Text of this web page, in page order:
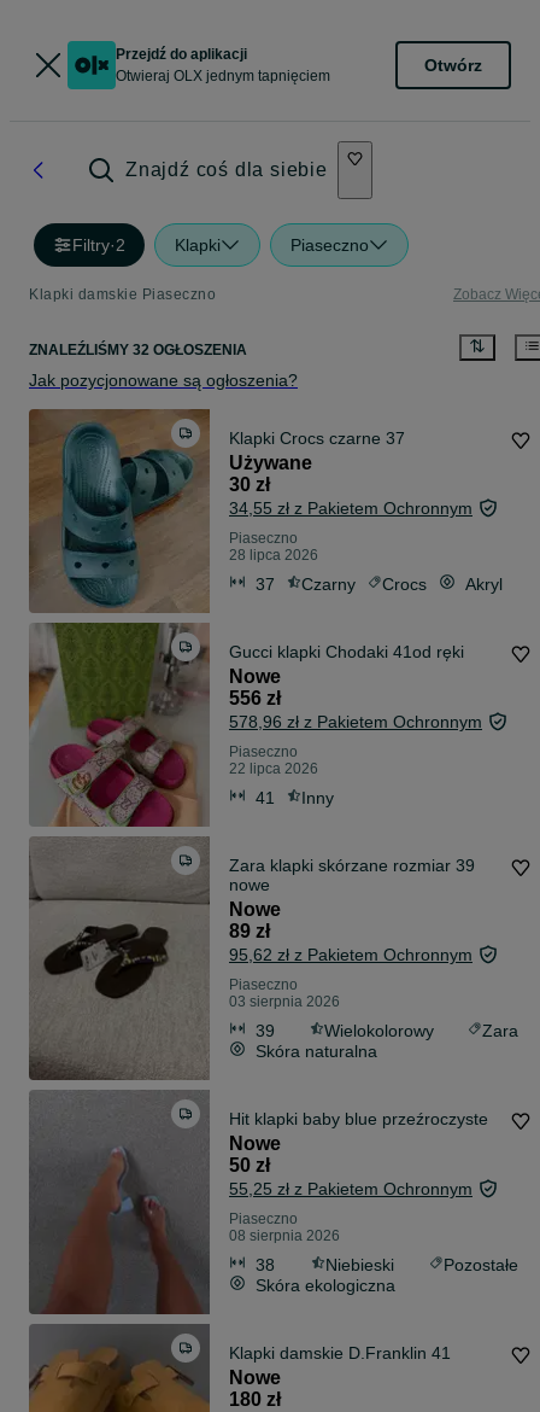
Przejdź do aplikacji
Otwieraj OLX jednym tapnięciem
Otwórz
Znajdź coś dla siebie
Filtry·2 Klapki Piaseczno
Klapki damskie Piaseczno Zobacz
ZNALEŹLIŚMY 32 OGŁOSZENIA
Jak pozycjonowane są ogłoszenia?
Klapki Crocs czarne 37
Używane
30 zł
34,55 zł z Pakietem Ochronnym
Piaseczno
28 lipca 2026
37 Czarny Crocs Akryl
Gucci klapki Chodaki 41od ręki
Nowe
556 zł
578,96 zł z Pakietem Ochronnym
Piaseczno
22 lipca 2026
41 Inny
Zara klapki skórzane rozmiar 39
nowe
Nowe
89 zł
95,62 zł z Pakietem Ochronnym
Piaseczno
03 sierpnia 2026
39 Wielokolorowy
Zara
Skóra naturalna
Hit klapki baby blue przeźroczyste
Nowe
50 zł
55,25 zł z Pakietem Ochronnym
Piaseczno
08 sierpnia 2026
38 Niebieski
Pozostałe
Skóra ekologiczna
Klapki damskie D.Franklin 41
Nowe
180 zł